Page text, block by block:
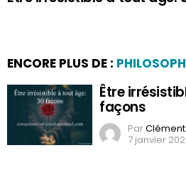
ENCORE PLUS DE :
Être
façons
Par
7 janvier